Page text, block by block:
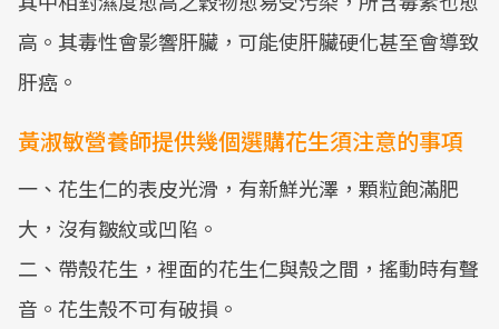
高。其毒性會影響肝臟，可能使肝臟硬化甚至會導致
肝癌。
黃淑敏營養師提供幾個選購花生須注意的事項
一、花生仁的表皮光滑，有新鮮光澤，顆粒飽滿肥
大，沒有皺紋或凹陷。
二、帶殼花生，裡面的花生仁與殼之間，搖動時有聲
音。花生殼不可有破損。